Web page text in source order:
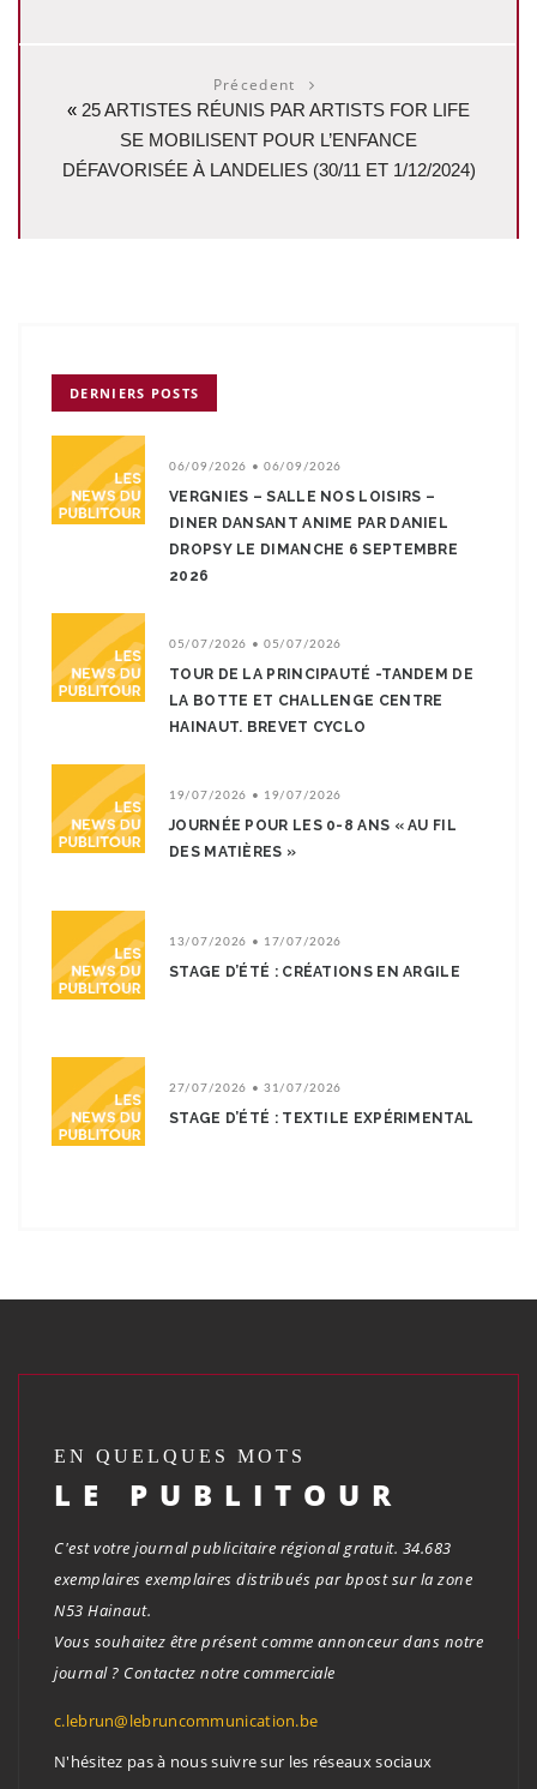
Précedent
« 25 ARTISTES RÉUNIS PAR ARTISTS FOR LIFE
SE MOBILISENT POUR L’ENFANCE
DÉFAVORISÉE À LANDELIES (30/11 ET 1/12/2024)
DERNIERS POSTS
06/09/2026 • 06/09/2026
VERGNIES – SALLE NOS LOISIRS –
DINER DANSANT ANIME PAR DANIEL
DROPSY LE DIMANCHE 6 SEPTEMBRE
2026
05/07/2026 • 05/07/2026
TOUR DE LA PRINCIPAUTÉ -TANDEM DE
LA BOTTE ET CHALLENGE CENTRE
HAINAUT. BREVET CYCLO
19/07/2026 • 19/07/2026
JOURNÉE POUR LES 0-8 ANS « AU FIL
DES MATIÈRES »
13/07/2026 • 17/07/2026
STAGE D’ÉTÉ : CRÉATIONS EN ARGILE
27/07/2026 • 31/07/2026
STAGE D’ÉTÉ : TEXTILE EXPÉRIMENTAL
EN QUELQUES MOTS
LE PUBLITOUR
C'est votre journal publicitaire régional gratuit. 34.683
exemplaires exemplaires distribués par bpost sur la zone
N53 Hainaut.
Vous souhaitez être présent comme annonceur dans notre
journal ? Contactez notre commerciale
c.lebrun@lebruncommunication.be
N'hésitez pas à nous suivre sur les réseaux sociaux